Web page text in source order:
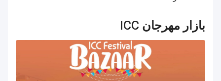
بازار مهرجان ICC